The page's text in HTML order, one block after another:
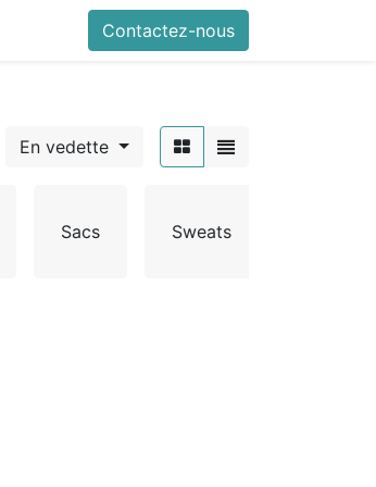
Contactez-nous
En vedette
Sacs Sweats